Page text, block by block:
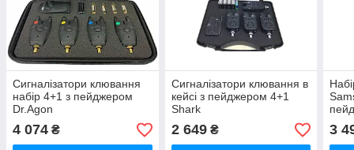
Сигналізатори клювання
набір 4+1 з пейджером
Dr.Agon
4 074 ₴
Сигналізатори клювання в
кейсі з пейджером 4+1
Shark
2 649₴ 3